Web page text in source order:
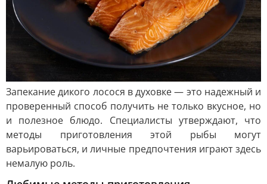
Запекание дикого лосося в духовке — это надежный и
проверенный способ получить не только вкусное, но
и полезное блюдо. Специалисты утверждают, что
методы приготовления этой рыбы могут
варьироваться, и личные предпочтения играют здесь
немалую роль.